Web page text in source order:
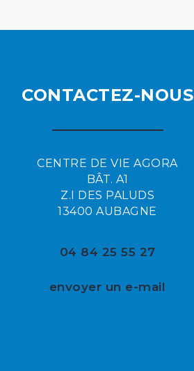
CONTACTEZ-NOUS
CENTRE DE VIE AGORA
BÂT. A1
Z.I DES PALUDS
13400 AUBAGNE
04 84 25 55 27
envoyer un e-mail